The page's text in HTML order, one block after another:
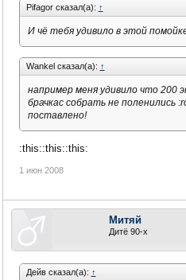
Pifagor сказал(а): ↑
И чё тебя удивило в этой
Wankel сказал(а): ↑
например меня удивило что 200
брачкас собрать не поленились
поставлено!
:this::this::this:
1 июн 2008
Митяй
Дитё 90-х
Дейв сказал(а): ↑